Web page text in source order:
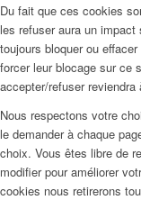
Du fait que ces cookies
les refuser aura un
toujours bloquer ou
forcer leur blocage sur ce
accepter/refuser
Nous respectons votre
le demander à chaque
choix. Vous êtes libre de
modifier pour améliorer
cookies nous retirerons